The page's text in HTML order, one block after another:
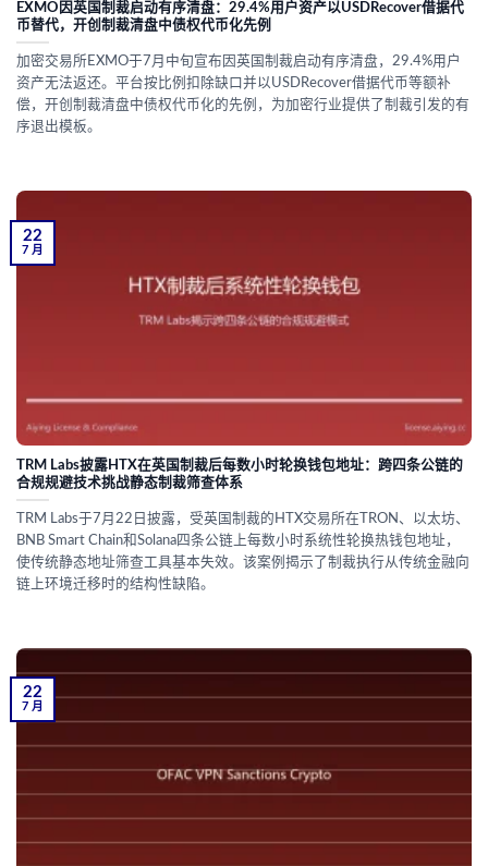
EXMO因英国制裁启动有序清盘：29.4%用户资产以USDRecover借据代
币替代，开创制裁清盘中债权代币化先例
加密交易所EXMO于7月中旬宣布因英国制裁启动有序清盘，29.4%用户
资产无法返还。平台按比例扣除缺口并以USDRecover借据代币等额补
偿，开创制裁清盘中债权代币化的先例，为加密行业提供了制裁引发的有
序退出模板。
TRM Labs披露HTX在英国制裁后每数小时轮换钱包地址：跨四条公链的
合规规避技术挑战静态制裁筛查体系
TRM Labs于7月22日披露，受英国制裁的HTX交易所在TRON、以太坊、
BNB Smart Chain和Solana四条公链上每数小时系统性轮换热钱包地址，
使传统静态地址筛查工具基本失效。该案例揭示了制裁执行从传统金融向
链上环境迁移时的结构性缺陷。
22
7 月
22
7 月